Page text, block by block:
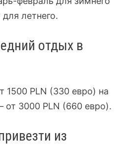
летнего.
отдых в
PLN (330 евро) на
3000 PLN (660 евро).
из